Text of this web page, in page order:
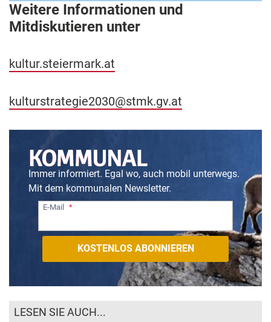
Weitere Informationen und
Mitdiskutieren unter
kultur.steiermark.at
kulturstrategie2030@stmk.gv.at
Immer informiert. Egal wo, auch mobil unterwegs.
Mit dem kommunalen Newsletter.
E-Mail
LESEN SIE AUCH...